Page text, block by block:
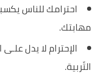
احترامك للناس
مهابتك.
الإحترام لا يدل
التّربية.